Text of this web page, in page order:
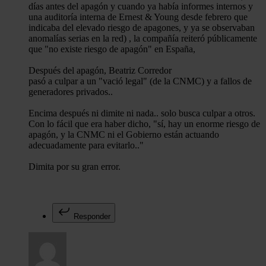
sociales, publicidad y análisis web, quienes pueden
con otra información que les haya proporcionado o que
recopilado a partir del uso que haya hecho de sus servicios.
días antes del apagón y cuando ya había informes internos y
una auditoría interna de Ernest & Young desde febrero que
indicaba del elevado riesgo de apagones, y ya se observaban
anomalías serias en la red) , la compañía reiteró públicamente
que "no existe riesgo de apagón" en España,
Después del apagón, Beatriz Corredor
pasó a culpar a un "vació legal" (de la CNMC) y a fallos de
generadores privados..
Encima después ni dimite ni nada.. solo busca culpar a otros.
Con lo fácil que era haber dicho, "sí, hay un enorme riesgo de
apagón, y la CNMC ni el Gobierno están actuando
adecuadamente para evitarlo.."
Dimita por su gran error.
Responder